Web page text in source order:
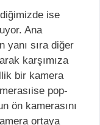
ise
Ana
yanı sıra diğer
karşımıza
bir kamera
pop-
ön kamerasını
ortaya